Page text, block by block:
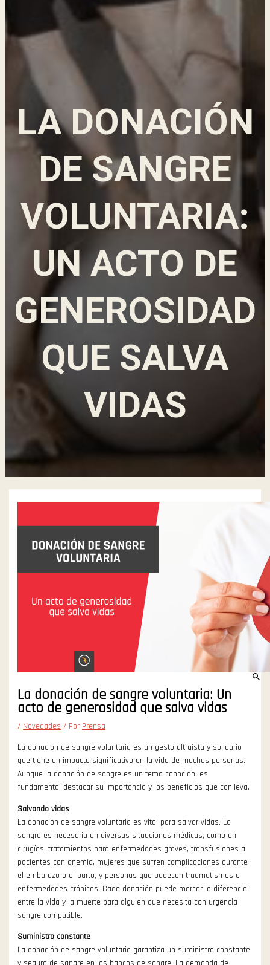
LA DONACIÓN
DE SANGRE
VOLUNTARIA:
UN ACTO DE
GENEROSIDAD
QUE SALVA
VIDAS
La donación de sangre voluntaria: Un
acto de generosidad que salva vidas
/ Novedades / Por Prensa
La donación de sangre voluntaria es un gesto altruista y solidario
que tiene un impacto significativo en la vida de muchas personas.
Aunque la donación de sangre es un tema conocido, es
fundamental destacar su importancia y los beneficios que conlleva.
Salvando vidas
La donación de sangre voluntaria es vital para salvar vidas. La
sangre es necesaria en diversas situaciones médicas, como en
cirugías, tratamientos para enfermedades graves, transfusiones a
pacientes con anemia, mujeres que sufren complicaciones durante
el embarazo o el parto, y personas que padecen traumatismos o
enfermedades crónicas. Cada donación puede marcar la diferencia
entre la vida y la muerte para alguien que necesita con urgencia
sangre compatible.
Suministro constante
La donación de sangre voluntaria garantiza un suministro constante